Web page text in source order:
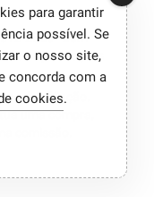
2026 Bom
e promoções
de afiliação.
uma compra,
comissão.
para garantir
possível. Se
o nosso site,
concorda com a
cookies.